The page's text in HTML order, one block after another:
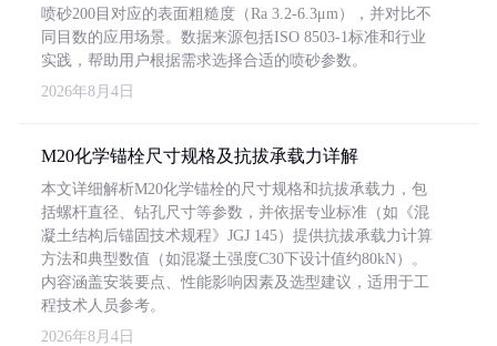
喷砂200目对应的表面粗糙度（Ra 3.2-6.3μm），并对比不
同目数的应用场景。数据来源包括ISO 8503-1标准和行业
实践，帮助用户根据需求选择合适的喷砂参数。
2026年8月4日
M20化学锚栓尺寸规格及抗拔承载力详解
本文详细解析M20化学锚栓的尺寸规格和抗拔承载力，包
括螺杆直径、钻孔尺寸等参数，并依据专业标准（如《混
凝土结构后锚固技术规程》JGJ 145）提供抗拔承载力计算
方法和典型数值（如混凝土强度C30下设计值约80kN）。
内容涵盖安装要点、性能影响因素及选型建议，适用于工
程技术人员参考。
2026年8月4日